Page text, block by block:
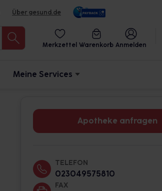
Über gesund.de
Merkzettel Warenkorb Anmelden
Meine Services
Apotheke anfragen
TELEFON
023049575810
FAX